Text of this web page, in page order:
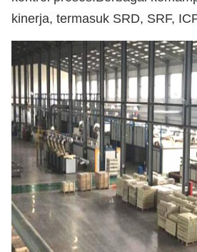
kinerja, termasuk SRD, SRF,